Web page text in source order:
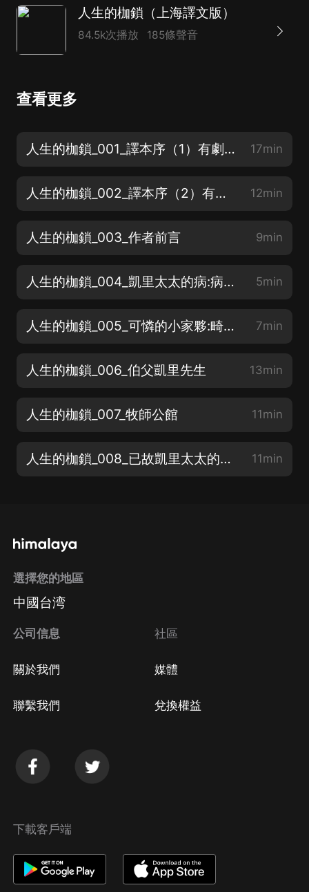
合理的學校制度的摧殘，而...
人生的枷鎖（上海譯文版）
84.5k次播放 185條聲音
查看更多
人生的枷鎖_001_譯本序（1）有劇透，慎入 17min
人生的枷鎖_002_譯本序（2）有劇透，慎入 12min
人生的枷鎖_003_作者前言 9min
人生的枷鎖_004_凱里太太的病:病中托孤:母親的懷抱 5min
人生的枷鎖_005_可憐的小家夥:畸形的腳 7min
人生的枷鎖_006_伯父凱里先生 13min
人生的枷鎖_007_牧師公館 11min
人生的枷鎖_008_已故凱里太太的照片 11min
選擇您的地區
中國台湾
公司信息
關於我們
聯繫我們
社區
媒體
兌換權益
下載客戶端